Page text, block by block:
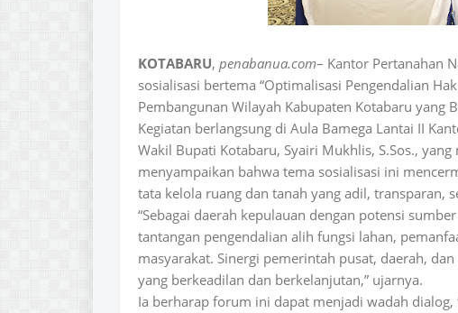
KOTABARU, penabanua.com– Kantor Pertanahan
sosialisasi bertema “Optimalisasi Pengendalian
Pembangunan Wilayah Kabupaten Kotabaru yang
Kegiatan berlangsung di Aula Bamega Lantai II
Wakil Bupati Kotabaru, Syairi Mukhlis, S.Sos.,
menyampaikan bahwa tema sosialisasi ini
tata kelola ruang dan tanah yang adil, transparan,
“Sebagai daerah kepulauan dengan potensi
tantangan pengendalian alih fungsi lahan,
masyarakat. Sinergi pemerintah pusat, daerah,
yang berkeadilan dan berkelanjutan,” ujarnya.
Ia berharap forum ini dapat menjadi wadah